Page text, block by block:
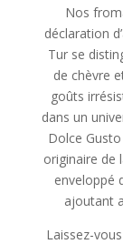
Nos
déclaration
Tur se
de chèvre
goûts
dans un
Dolce
originaire de
enveloppé
ajoutant
Laissez-